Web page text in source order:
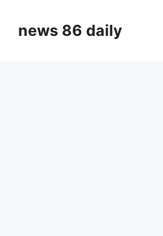
contentnews 86 daily